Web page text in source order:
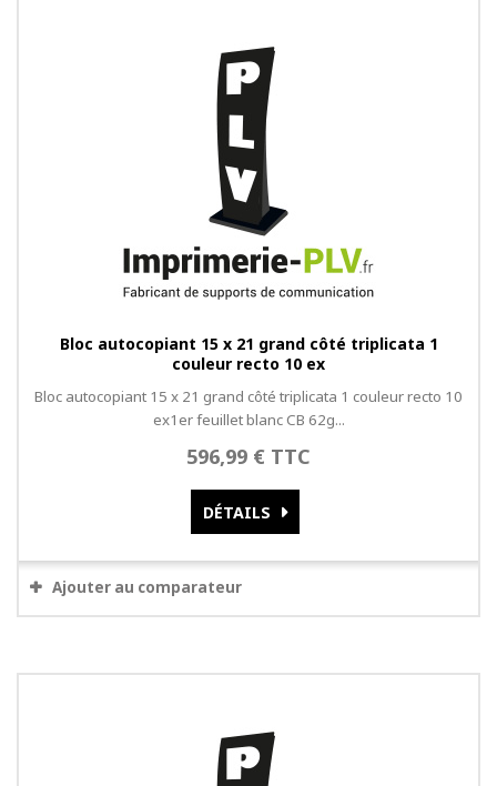
Bloc autocopiant 15 x 21 grand côté triplicata 1
couleur recto 10 ex
Bloc autocopiant 15 x 21 grand côté triplicata 1 couleur recto 10
ex1er feuillet blanc CB 62g...
596,99 € TTC
DÉTAILS
Ajouter au comparateur